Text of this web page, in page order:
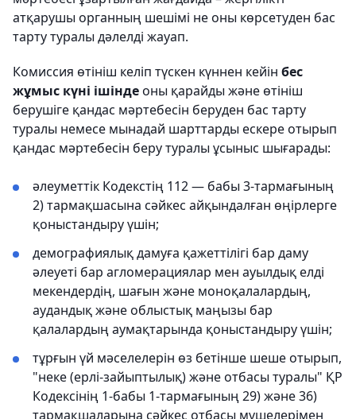
атқарушы органның шешімі не оны көрсетуден бас
тарту туралы дәлелді жауап.
Комиссия өтініш келіп түскен күннен кейін бес
жұмыс күні ішіндеоны қарайды және өтініш
берушіге қандас мәртебесін беруден бас тарту
туралы немесе мынадай шарттарды ескере отырып
қандас мәртебесін беру туралы ұсыныс шығарады:
әлеуметтік Кодекстің 112 — бабы 3-тармағының
2) тармақшасына сәйкес айқындалған өңірлерге
қоныстандыру үшін;
демографиялық дамуға қажеттілігі бар даму
әлеуеті бар агломерациялар мен ауылдық елді
мекендердің, шағын және моноқалалардың,
аудандық және облыстық маңызы бар
қалалардың аумақтарында қоныстандыру үшін;
тұрғын үй мәселелерін өз бетінше шеше отырып,
"неке (ерлі-зайыптылық) және отбасы туралы" ҚР
Кодексінің 1-бабы 1-тармағының 29) және 36)
тармақшаларына сәйкес отбасы мүшелерімен